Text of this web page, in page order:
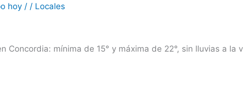
hoy / / Locales
Concordia: mínima de 15° y máxima de 22°, sin lluvias a la